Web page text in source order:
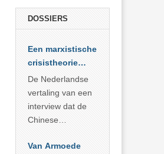
DOSSIERS
Een marxistische
crisistheorie
voor vandaag
De Nederlandse
vertaling van een
interview dat de
Chinese
Sociale
Van Armoede